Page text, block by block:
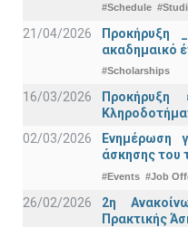
#Schedule
21/04/2026
Προκήρυξη
ακαδημαικό
#Scholarships
16/03/2026
02/03/2026
Ενημέρωση
άσκησης του
#Events #Job
26/02/2026
2η
Πρακτικής